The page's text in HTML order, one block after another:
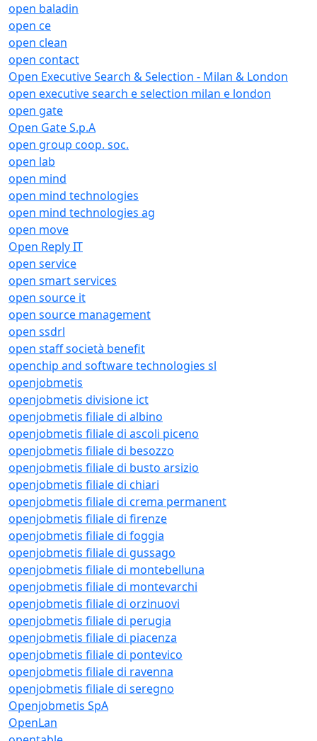
open baladin
open ce
open clean
open contact
Open Executive Search & Selection - Milan & London
open executive search e selection milan e london
open gate
Open Gate S.p.A
open group coop. soc.
open lab
open mind
open mind technologies
open mind technologies ag
open move
Open Reply IT
open service
open smart services
open source it
open source management
open ssdrl
open staff società benefit
openchip and software technologies sl
openjobmetis
openjobmetis divisione ict
openjobmetis filiale di albino
openjobmetis filiale di ascoli piceno
openjobmetis filiale di besozzo
openjobmetis filiale di busto arsizio
openjobmetis filiale di chiari
openjobmetis filiale di crema permanent
openjobmetis filiale di firenze
openjobmetis filiale di foggia
openjobmetis filiale di gussago
openjobmetis filiale di montebelluna
openjobmetis filiale di montevarchi
openjobmetis filiale di orzinuovi
openjobmetis filiale di perugia
openjobmetis filiale di piacenza
openjobmetis filiale di pontevico
openjobmetis filiale di ravenna
openjobmetis filiale di seregno
Openjobmetis SpA
OpenLan